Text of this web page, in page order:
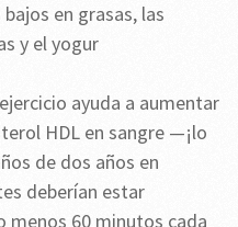
en grasas, las
y el yogur
ayuda a aumentar
HDL en sangre —¡lo
de dos años en
deberían estar
60 minutos cada